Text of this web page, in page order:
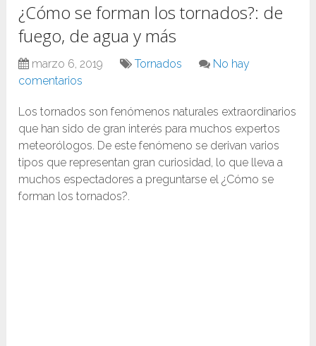
¿Cómo se forman los tornados?: de
fuego, de agua y más
marzo 6, 2019 Tornados
No hay
comentarios
Los tornados son fenómenos naturales extraordinarios
que han sido de gran interés para muchos expertos
meteorólogos. De este fenómeno se derivan varios
tipos que representan gran curiosidad, lo que lleva a
muchos espectadores a preguntarse el ¿Cómo se
forman los tornados?.